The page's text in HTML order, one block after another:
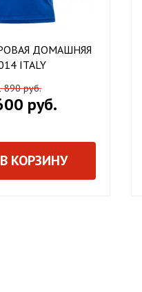
ДОМАШНЯЯ
ITALY
890 руб.
руб.
В КОРЗИНУ